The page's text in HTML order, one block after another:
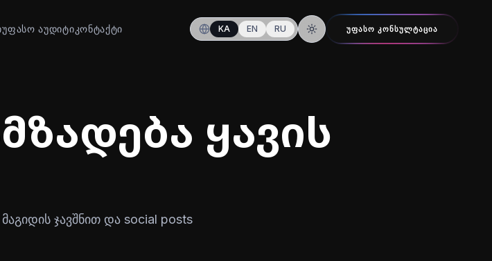
ᲣᲤᲐᲡᲝ ᲐᲣᲓᲘᲢᲘᲙᲝᲜᲢᲐᲥᲢᲘ KA EN RU
ღამის რეჟიმზე გადართვა
ᲣᲤᲐᲡᲝ ᲙᲝᲜᲡᲣᲚᲢᲐᲪᲘᲐ
ყავის
ჯავშნით და social posts